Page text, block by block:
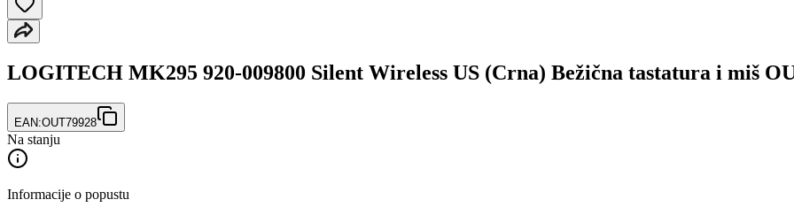
LOGITECH MK295 920-009800 Silent Wireless US (Crna) Bežična tastatura i miš
EAN:OUT79928
Na stanju
Informacije o popustu